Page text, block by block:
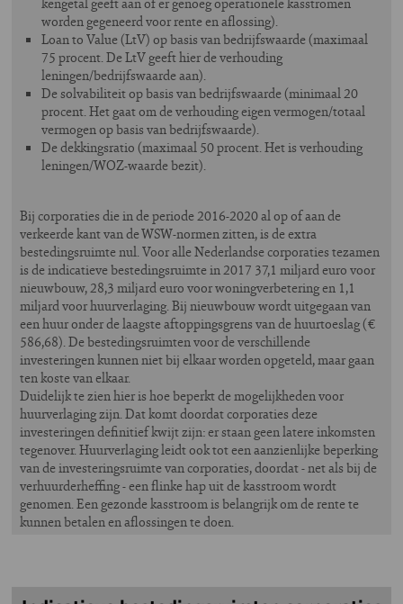
worden gegeneerd voor rente en aflossing).
Loan to Value (LtV) op basis van bedrijfswaarde (maximaal
75 procent. De LtV geeft hier de verhouding
leningen/bedrijfswaarde aan).
De solvabiliteit op basis van bedrijfswaarde (minimaal 20
procent. Het gaat om de verhouding eigen vermogen/totaal
vermogen op basis van bedrijfswaarde).
De dekkingsratio (maximaal 50 procent. Het is verhouding
leningen/WOZ-waarde bezit).
Bij corporaties die in de periode 2016-2020 al op of aan de
verkeerde kant van de WSW-normen zitten, is de extra
bestedingsruimte nul. Voor alle Nederlandse corporaties tezamen
is de indicatieve bestedingsruimte in 2017 37,1 miljard euro voor
nieuwbouw, 28,3 miljard euro voor woningverbetering en 1,1
miljard voor huurverlaging. Bij nieuwbouw wordt uitgegaan van
een huur onder de laagste aftoppingsgrens van de huurtoeslag (€
586,68). De bestedingsruimten voor de verschillende
investeringen kunnen niet bij elkaar worden opgeteld, maar gaan
ten koste van elkaar.
Duidelijk te zien hier is hoe beperkt de mogelijkheden voor
huurverlaging zijn. Dat komt doordat corporaties deze
investeringen definitief kwijt zijn: er staan geen latere inkomsten
tegenover. Huurverlaging leidt ook tot een aanzienlijke beperking
van de investeringsruimte van corporaties, doordat - net als bij de
verhuurderheffing - een flinke hap uit de kasstroom wordt
genomen. Een gezonde kasstroom is belangrijk om de rente te
kunnen betalen en aflossingen te doen.